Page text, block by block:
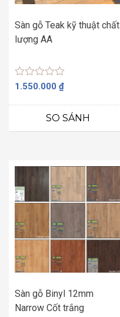
Sàn gỗ Teak kỹ thuật chất
lượng AA
Được
hạng
sao
1.550.000 ₫
SO SÁNH
Sàn gỗ Binyl 12mm
Narrow Cốt trắng